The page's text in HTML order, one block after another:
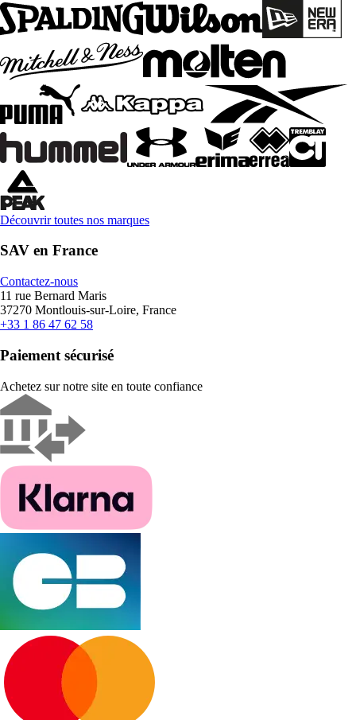
Découvrir toutes nos marques
SAV en France
Contactez-nous
11 rue Bernard Maris
37270 Montlouis-sur-Loire, France
+33 1 86 47 62 58
Paiement sécurisé
Achetez sur notre site en toute confiance